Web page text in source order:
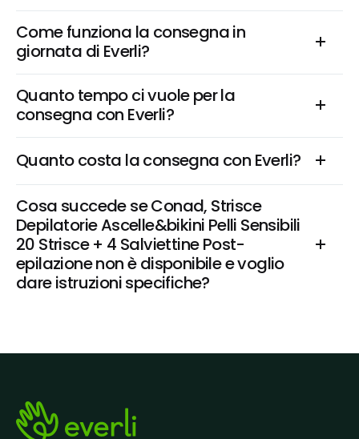
Come funziona la consegna in
giornata di Everli?
Quanto tempo ci vuole per la
consegna con Everli?
Quanto costa la consegna con Everli?
Cosa succede se Conad, Strisce
Depilatorie Ascelle&bikini Pelli Sensibili
20 Strisce + 4 Salviettine Post-
epilazione non è disponibile e voglio
dare istruzioni specifiche?